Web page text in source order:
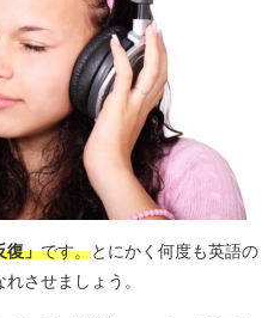
復」です。とにかく何度も英語の
させましょう。